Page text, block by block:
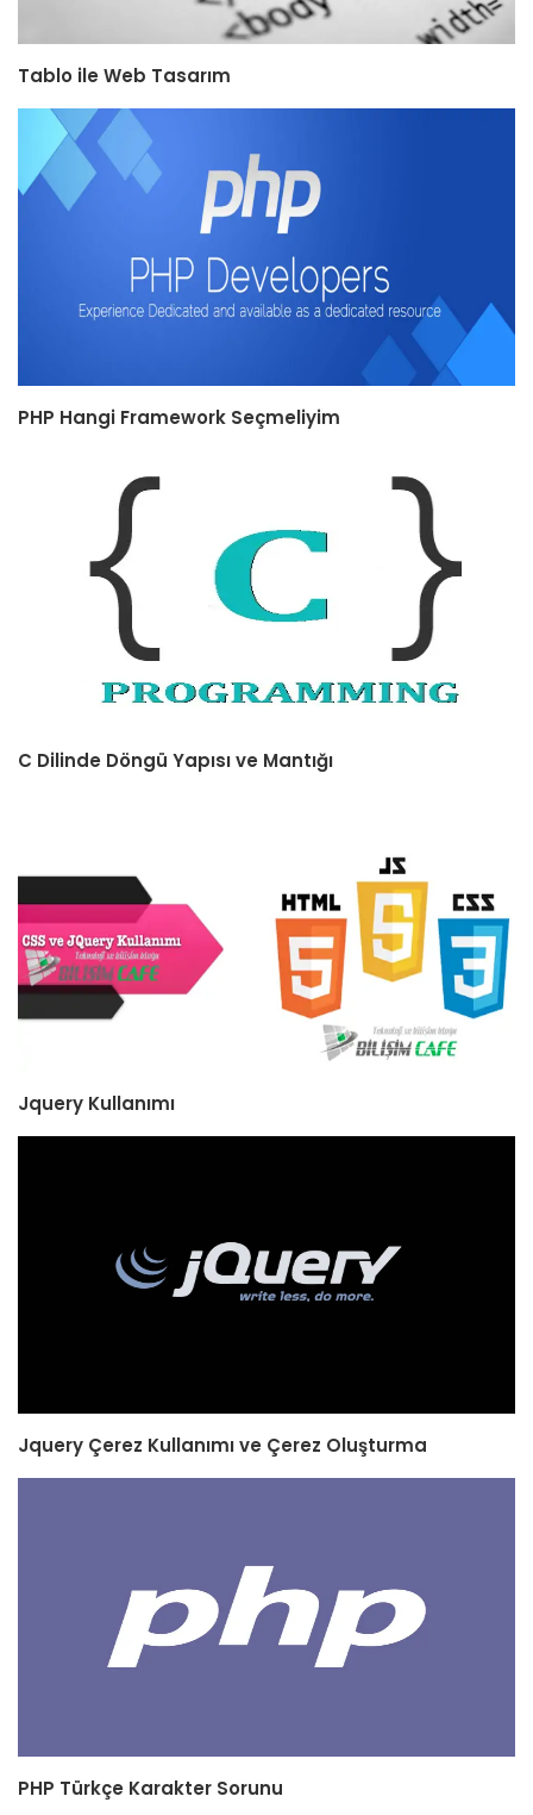
Tablo ile Web Tasarım
PHP Hangi Framework Seçmeliyim
C Dilinde Döngü Yapısı ve Mantığı
Jquery Kullanımı
Jquery Çerez Kullanımı ve Çerez Oluşturma
PHP Türkçe Karakter Sorunu